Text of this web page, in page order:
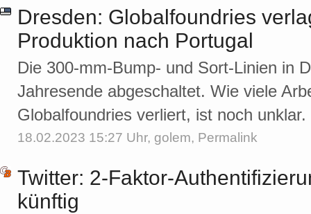
Dresden: Globalfoundries
Produktion nach Portugal
Die 300-mm-Bump- und Sort-Linien in
Jahresende abgeschaltet. Wie viele
Globalfoundries verliert, ist noch
18.02.2023 15:27 Uhr, golem, Permalink
Twitter: 2-Faktor-
künftig